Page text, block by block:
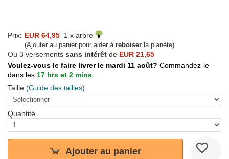
Prix: EUR 64,95 1 x arbre
(Ajouter au panier pour aider à reboiser la planète)
Ou 3 versements sans intérêt de EUR 21,65
Voulez-vous le faire livrer le mardi 11 août? Commandez-le
dans les 17 hrs et 2 mins
Taille (Guide des tailles)
Quantité
Ajouter au panier